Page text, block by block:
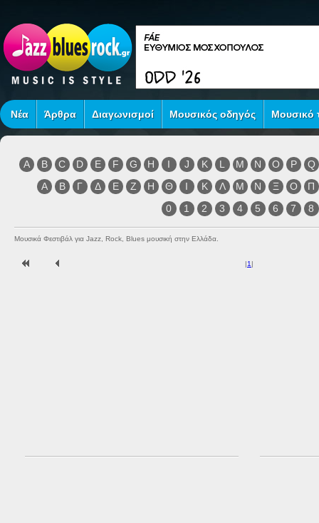
Νέα Άρθρα Διαγωνισμοί Μουσικός οδηγός Μουσικό
A B C D E F G H I J K L M N O P
Q
Α
Β Γ Δ Ε Ζ Η Θ Ι Κ Λ Μ Ν Ξ Ο
Π
0
1 2 3 4 5 6 7 8
Μουσικά Φεστιβάλ για Jazz, Rock, Blues μουσική στην Ελλάδα.
|1 |